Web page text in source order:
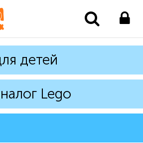
детей
Lego